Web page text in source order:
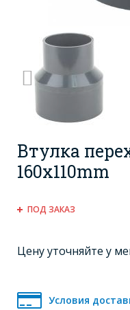
Втулка
160x110mm
ПОД ЗАКАЗ
Цену уточняйте у
Условия